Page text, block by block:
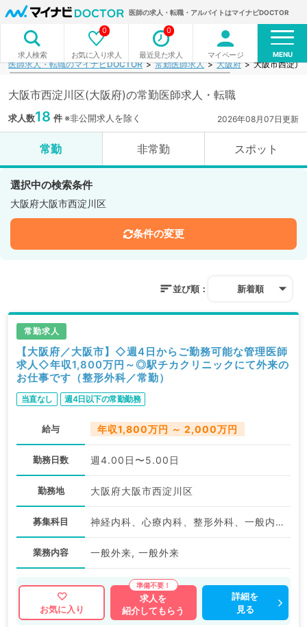
医師の求人・転職・アルバイトはマイナビDOCTOR
求人検索 お気に入り求人
0
最近見た求人
0
マイページ MENU
医師求人・転職のマイナビDOCTOR 常勤医師求人 大阪府 大阪市西淀川
大阪市西淀川区(大阪府)の常勤医師求人・転職
求人数18 件※非公開求人を除く 2026年08月07日更新
常勤 非常勤 スポット
選択中の検索条件
大阪府大阪市西淀川区
条件の変更
並び順： 新着順
常勤求人
【大阪府／大阪市】◇週4日からご勤務可能な管理医師
求人◇年収1,800万円～◎駅チカクリニックにて外来の
お仕事です（整形外科／常勤）
当直なし 週4日以下の常勤勤務
給与 年収1,800万円 ～ 2,000万円
勤務日数 週4.00日〜5.00日
勤務地 大阪府大阪市西淀川区
募集科目 神経内科、心療内科、整形外科、一般内科、循環器内科、呼吸器内科、消化器内科、内分泌・代謝内科、腎臓内科、老年内科、血液内科、膠原病科
業務内容 一般外来, 一般外来
お気に入り
求人を
紹介してもらう
詳細を
見る